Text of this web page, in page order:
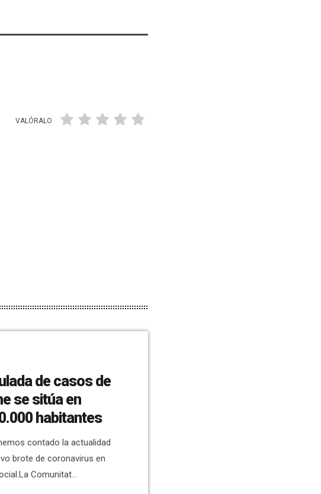
VALÓRALO
de casos de
se sitúa en
habitantes
contado la actualidad
brote de coronavirus en
Comunitat
gobierno central para